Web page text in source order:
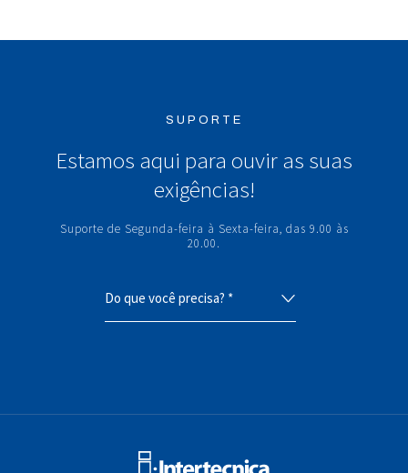
SUPORTE
Estamos aqui para ouvir as suas
exigências!
Suporte de Segunda-feira à Sexta-feira, das 9.00 às
20.00.